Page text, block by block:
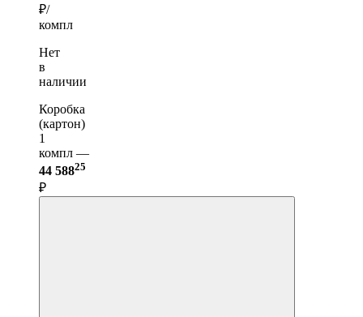
₽/
компл
Нет
в
наличии
Коробка
(картон)
1
компл —
44 58825
₽